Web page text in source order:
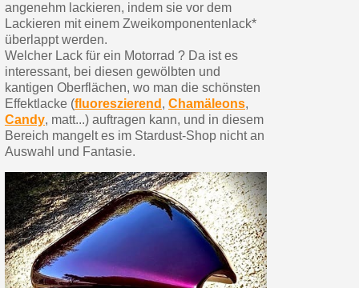
angenehm lackieren, indem sie vor dem
Lackieren mit einem Zweikomponentenlack*
überlappt werden.
Welcher Lack für ein Motorrad ? Da ist es
interessant, bei diesen gewölbten und
kantigen Oberflächen, wo man die schönsten
Effektlacke (fluoreszierend , Chamäleons,
Candy, matt...) auftragen kann, und in diesem
Bereich mangelt es im Stardust-Shop nicht an
Auswahl und Fantasie.